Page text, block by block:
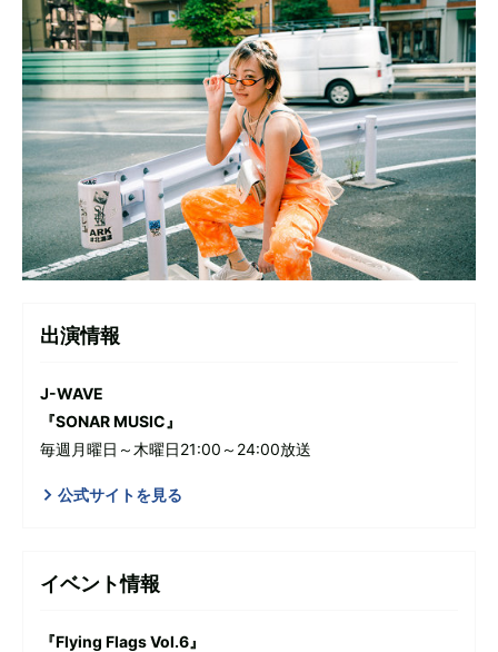
出演情報
J-WAVE
『SONAR MUSIC』
毎週月曜日～木曜日21:00～24:00放送
公式サイトを見る
イベント情報
『Flying Flags Vol.6』